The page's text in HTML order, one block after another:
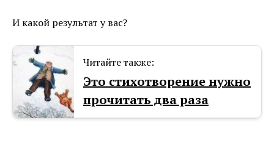
И какой результат у вас?
Читайте также:
Это стихотворение нужно
прочитать два раза